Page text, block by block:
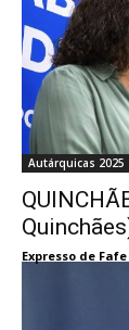
Autárquicas 2025
Expresso de Fafe